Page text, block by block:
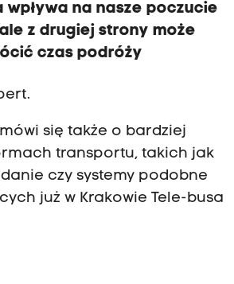
wpływa na nasze poczucie
z drugiej strony może
czas podróży
się także o bardziej
transportu, takich jak
czy systemy podobne
już w Krakowie Tele-busa